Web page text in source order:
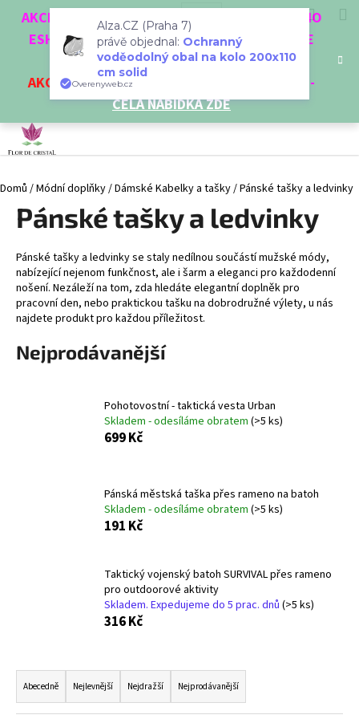
AKCE 3 + 1 ZDARMA. NAKUPTE 4 VĚCI Z NAŠEHO
ESHOPU A ČTVRTÝ NEJLEVNĚJŠÍ DOSTANETE
ZDARMA!
AKCENA VYBRANÉ VÝROBKY
-
CELÁ NABÍDKA ZDE
HledatPřihlášení
Domů /Módní doplňky/Dámské Kabelky a tašky/Pánské tašky a ledvinky
Pánské tašky a ledvinky
Pánské tašky a ledvinky se staly nedílnou součástí mužské módy,
nabízející nejenom funkčnost, ale i šarm a eleganci pro každodenní
nošení. Nezáleží na tom, zda hledáte elegantní doplněk pro
pracovní den, nebo praktickou tašku na dobrodružné výlety, u nás
najdete produkt pro každou příležitost.
Nejprodávanější
Pohotovostní - taktická vesta Urban
Skladem - odesíláme obratem (>5 ks)
699 Kč
Pánská městská taška přes rameno na batoh
Skladem - odesíláme obratem (>5 ks)
191 Kč
Taktický vojenský batoh SURVIVAL přes rameno
pro outdoorové aktivity
Skladem. Expedujeme do 5 prac. dnů (>5 ks)
316 Kč
Ř
a
z
Abecedně Nejlevnější Nejdražší Nejprodávanější
Zpět
Zpět
p
o
ř
e
b
u
j
e
t
n
o
u
Alza.CZ (Praha 7)
právě objednal: Ochranný
voděodolný obal na kolo 200x110
cm solid
Overenyweb.cz